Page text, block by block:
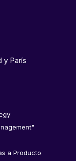
y París
a Producto